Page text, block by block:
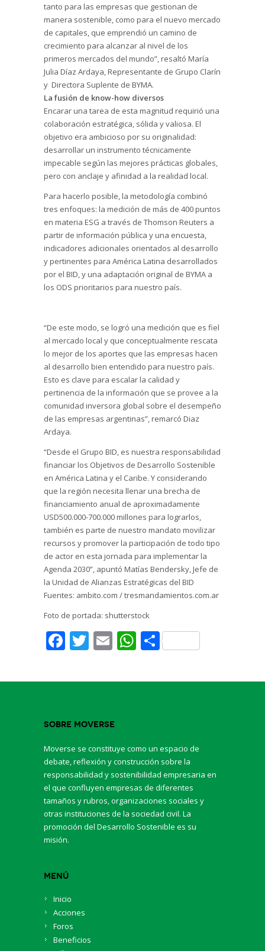
tanto para las empresas que gestionan de
manera sostenible, como para el nuevo mercado
de capitales, que emprendió un camino de
crecimiento para alcanzar al nivel de los
primeros mercados del mundo”, resaltó María
Julia Díaz Ardaya, Representante de Grupo Clarín
y Directora Suplente de BYMA.
La fusión de know-how diversos
Encarar una tarea de esta magnitud requirió una
colaboración estratégica, sólida y valiosa. El
objetivo era ambicioso por su originalidad:
desarrollar un instrumento técnicamente
impecable según las mejores prácticas globales,
pero con anclaje y afinidad a la realidad local.
Para hacerlo posible, la metodología combinó
tres enfoques: la medición de más de 400 puntos
en materia ESG a través de Thomson Reuters a
partir de información pública y una encuesta,
indicadores adicionales orientados al desarrollo
y pertinentes para América Latina desarrollados
por el BID, y una adaptación original de BYMA a
los ODS prioritarios para nuestro país.
“De este modo, se logró una medición que es fiel
al mercado local y que conceptualmente rescata
lo mejor de los aportes que las empresas hacen
al desarrollo bien entendido para nuestro país.
Esto es clave para escalar la calidad y
pertinencia de la información que se provee a la
comunidad inversora global sobre el desempeño
de las empresas argentinas”, remarcó Diaz
Ardaya.
“Desde el Grupo BID, es nuestra responsabilidad
financiar los Objetivos de Desarrollo Sostenible
en América Latina y el Caribe. Y considerando
que la región necesita llenar una brecha de
financiamiento anual de aproximadamente
USD500.000-700.000 millones para lograrlos,
también es parte de nuestro mandato movilizar
recursos y promover la participación de todo tipo
de actor en esta jornada para implementar la
Agenda 2030”, apuntó Matías Bendersky, Jefe de
la Unidad de Alianzas Estratégicas del BID
Fuentes: ambito.com / tresmandamientos.com.ar
Foto de portada: shutterstock
Facebook
Twitter
EmailWhatsApp
Share
Sobre Moverse
Moverse se constituye como un espacio de
debate, reflexión y construcción sobre la
responsabilidad y sostenibilidad empresaria en
el que confluyen empresas de diferentes
tamaños y rubros, organizaciones sociales y
otras instituciones de la sociedad civil. La
promoción del Desarrollo Sostenible es su
misión.
Menú
Inicio
Acciones
Foros
Beneficios